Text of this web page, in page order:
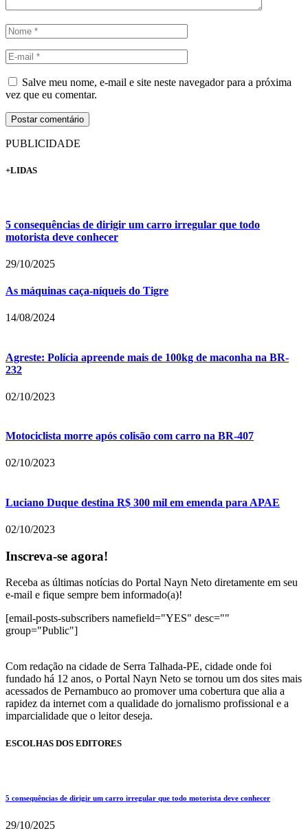
Salve meu nome, e-mail e site neste navegador para a próxima
vez que eu comentar.
PUBLICIDADE
+LIDAS
5 consequências de dirigir um carro irregular que todo
motorista deve conhecer
29/10/2025
As máquinas caça-níqueis do Tigre
14/08/2024
Agreste: Polícia apreende mais de 100kg de maconha na BR-
232
02/10/2023
Motociclista morre após colisão com carro na BR-407
02/10/2023
Luciano Duque destina R$ 300 mil em emenda para APAE
02/10/2023
Inscreva-se agora!
Receba as últimas notícias do Portal Nayn Neto diretamente em seu
e-mail e fique sempre bem informado(a)!
[email-posts-subscribers namefield="YES" desc=""
group="Public"]
Com redação na cidade de Serra Talhada-PE, cidade onde foi
fundado há 12 anos, o Portal Nayn Neto se tornou um dos sites mais
acessados de Pernambuco ao promover uma cobertura que alia a
rapidez da internet com a qualidade do jornalismo profissional e a
imparcialidade que o leitor deseja.
ESCOLHAS DOS EDITORES
5 consequências de dirigir um carro irregular que todo motorista deve conhecer
29/10/2025